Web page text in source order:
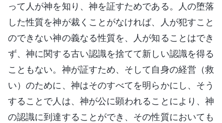
って人が神を知り、神を証すためである。人の堕落
した性質を神が裁くことがなければ、人が犯すこと
のできない神の義なる性質を、人が知ることはでき
ず、神に関する古い認識を捨てて新しい認識を得る
こともない。神が証すため、そして自身の経営（救
い）のために、神はそのすべてを明らかにし、そう
することで人は、神が公に顕われることにより、神
の認識に到達することができ、その性質においても